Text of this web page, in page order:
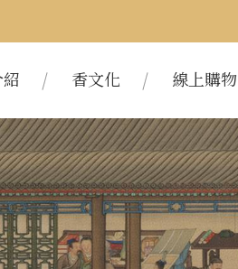
紹 香文化 線上購物